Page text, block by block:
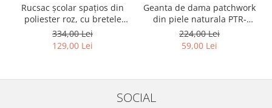
Rucsac școlar spațios din
poliester roz, cu bretele
reglabile - Peterson PTR-
PTN 8610-1327 PINK
334,00 Lei
129,00 Lei
Geanta de dama patchwork
din piele naturala PTR-
1718-SKL-6922 MULTI
224,00 Lei
59,00 Lei
SOCIAL